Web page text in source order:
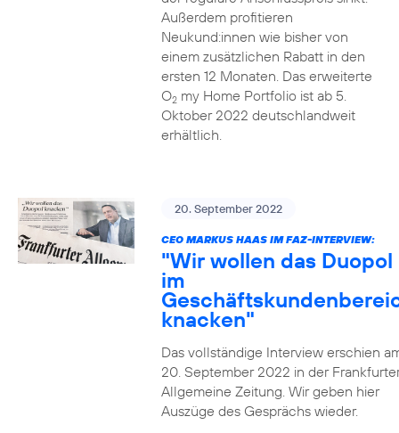
Außerdem profitieren
Neukund:innen wie bisher von
einem zusätzlichen Rabatt in den
ersten 12 Monaten. Das erweiterte
O2my Home Portfolio ist ab 5.
Oktober 2022 deutschlandweit
erhältlich.
20. September 2022
CEO MARKUS HAAS IM FAZ-INTERVIEW:
"Wir wollen das Duopol
im
knacken"
Das vollständige Interview erschien
20. September 2022 in der
Allgemeine Zeitung. Wir geben hier
Auszüge des Gesprächs wieder.